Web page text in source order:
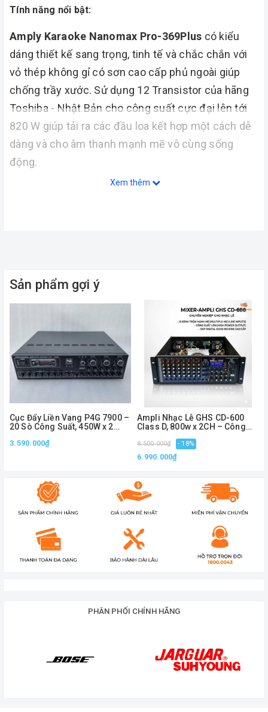
Tính năng nổi bật:
Amply Karaoke Nanomax Pro-369Plus có kiểu
dáng thiết kế sang trọng, tinh tế và chắc chắn với
vỏ thép không gỉ có sơn cao cấp phủ ngoài giúp
chống trầy xước. Sử dụng 12 Transistor của hãng
Toshiba - Nhật Bản cho công suất cực đại lên tới
820 W giúp tải ra các đầu loa kết hợp một cách dễ
dàng và cho âm thanh mạnh mẽ vô cùng sống
động.
Trở kháng lớn (8Ω) nên amply đẽ dàng tương thích
Thông số kỹ thuật:
Công suất tối đa : 820W/Max - Equalizer
Graphics Control 10 Brand
Độ nhạy : ± 89/1W/1M - trở kháng 8
Điện áp sử dụng : AC 220V/50-60Hz.
Xem thêm
Sản phẩm gợi ý
Cục Đẩy Liền Vang P4G 7900 –
20 Sò Công Suất, 450W x 2
3.590.000₫
Ampli Nhạc Lễ GHS CD-600
Class D, 800w x 2CH – Công
8.500.000₫ - 18%
6.990.000₫
PHÂN PHỐI CHÍNH HÃNG